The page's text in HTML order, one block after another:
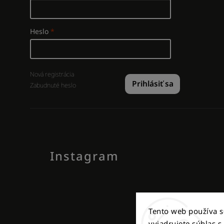
Tento web používa
Instagram
Heslo
Prihlásiť sa
Nová registrácia
Zabudnuté heslo